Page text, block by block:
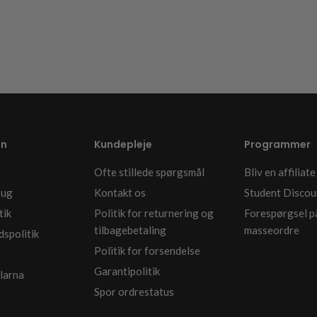
Kundepleje
Ofte stillede spørgsmål
Kontakt os
Politik for returnering og
tilbagebetaling
Politik for forsendelse
Garantipolitik
Spor ordrestatus
Programmer
Bliv en affiliate
Student
Forespørgsel
masseordre